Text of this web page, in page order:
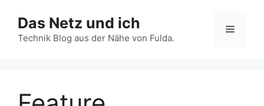
Inhalt
springen
Das Netz und ich
Technik Blog aus der Nähe von Fulda.
Menü